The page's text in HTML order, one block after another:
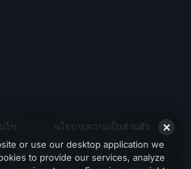
ไข นโยบายความเป็นส่วนตัว
สนับสนุน
or use our desktop application we
to provide our services, analyze